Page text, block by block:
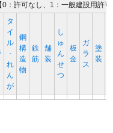
0：許可なし、1：一般建設用許
タ
イ
ル
･
れ
ん
が
鋼
構
造
物
鉄
筋
舗
装
し
ゅ
ん
せ
つ
板
金
ガ
ラ
ス
塗
装